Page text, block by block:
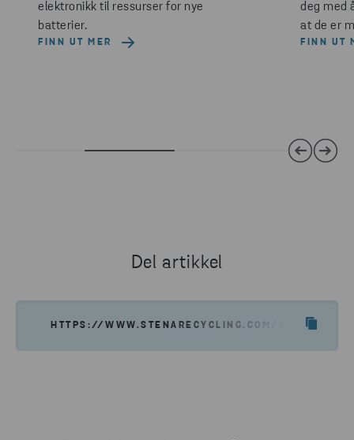
elektronikk til ressurser for nye
batterier.
FINN UT MER
deg med
at de er
FINN UT
Del artikkel
HTTPS://WWW.STENARECYCLING.COM/NO/HVA-